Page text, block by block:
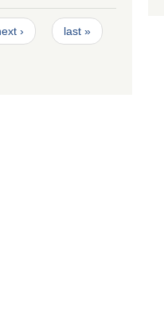
› last »